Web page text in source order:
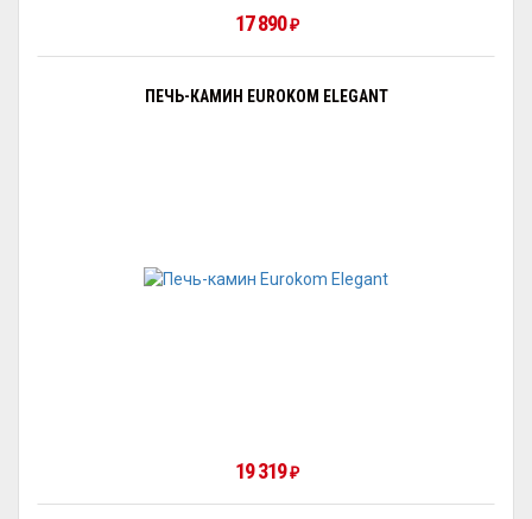
17 890 ₽
ПЕЧЬ-КАМИН EUROKOM ELEGANT
19 319 ₽